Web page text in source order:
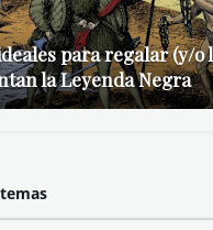
para regalar (y/o
la Leyenda Negra